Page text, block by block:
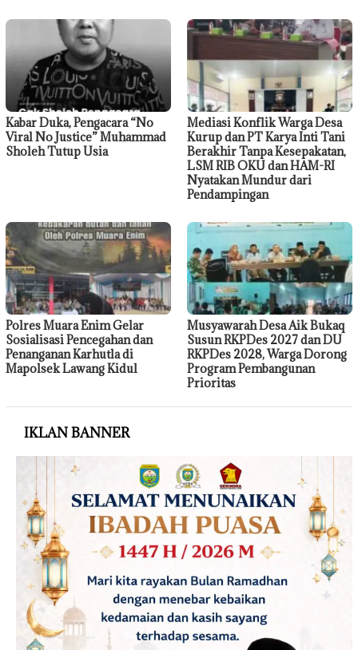
Kabar Duka, Pengacara “No
Viral No Justice” Muhammad
Sholeh Tutup Usia
Mediasi Konflik Warga Desa
Kurup dan PT Karya Inti Tani
Berakhir Tanpa Kesepakatan,
LSM RIB OKU dan HAM-RI
Nyatakan Mundur dari
Pendampingan
Polres Muara Enim Gelar
Sosialisasi Pencegahan dan
Penanganan Karhutla di
Mapolsek Lawang Kidul
Musyawarah Desa Aik Bukaq
Susun RKPDes 2027 dan DU
RKPDes 2028, Warga Dorong
Program Pembangunan
Prioritas
IKLAN BANNER